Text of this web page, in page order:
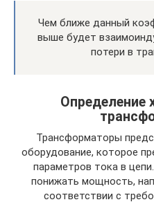
Чем ближе данный
выше будет
потери в
Определение
Трансформаторы
оборудование, которое
параметров тока в
понижать мощность,
соответствии с